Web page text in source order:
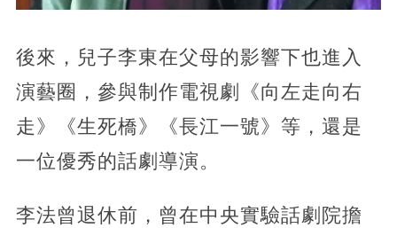
後來，兒子李東在父母的影響下也進入
演藝圈，參與制作電視劇《向左走向右
走》《生死橋》《長江一號》等，還是
一位優秀的話劇導演。
李法曾退休前，曾在中央實驗話劇院擔